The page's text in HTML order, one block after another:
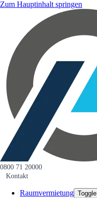
Zum Hauptinhalt springen
0800 71 20000
Kontakt
Raumvermietung Toggle